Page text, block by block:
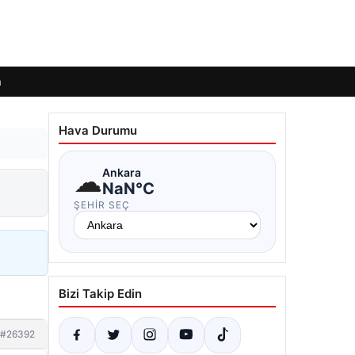
#26392
Hava Durumu
☁Ankara
NaN°C
ŞEHIR SEÇ
Bizi Takip Edin